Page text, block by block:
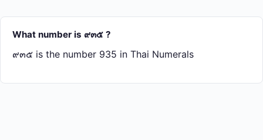
What number is ๙๓๕ ?
๙๓๕ is the number 935 in Thai Numerals